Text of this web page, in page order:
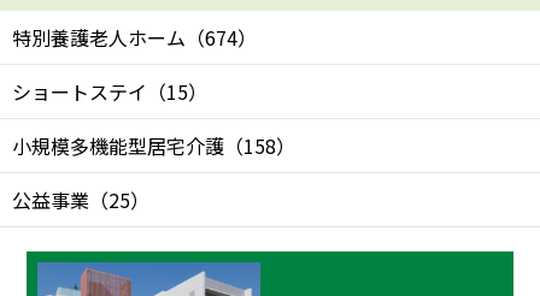
特別養護老人ホーム （674）
ショートステイ （15）
小規模多機能型居宅介護 （158）
公益事業 （25）